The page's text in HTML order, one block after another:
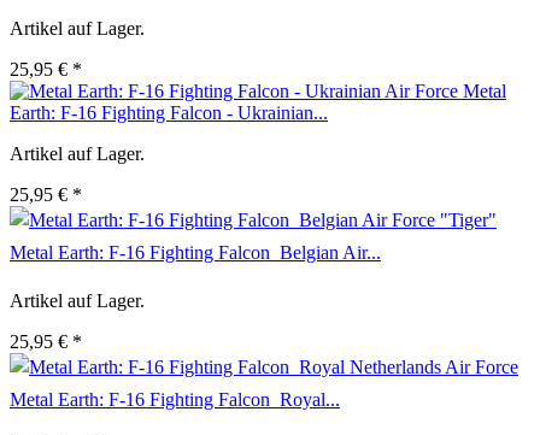
Artikel auf Lager.
25,95 € *
Metal
Earth: F-16 Fighting Falcon - Ukrainian...
Artikel auf Lager.
25,95 € *
Metal Earth: F-16 Fighting Falcon  Belgian Air...
Artikel auf Lager.
25,95 € *
Metal Earth: F-16 Fighting Falcon  Royal...